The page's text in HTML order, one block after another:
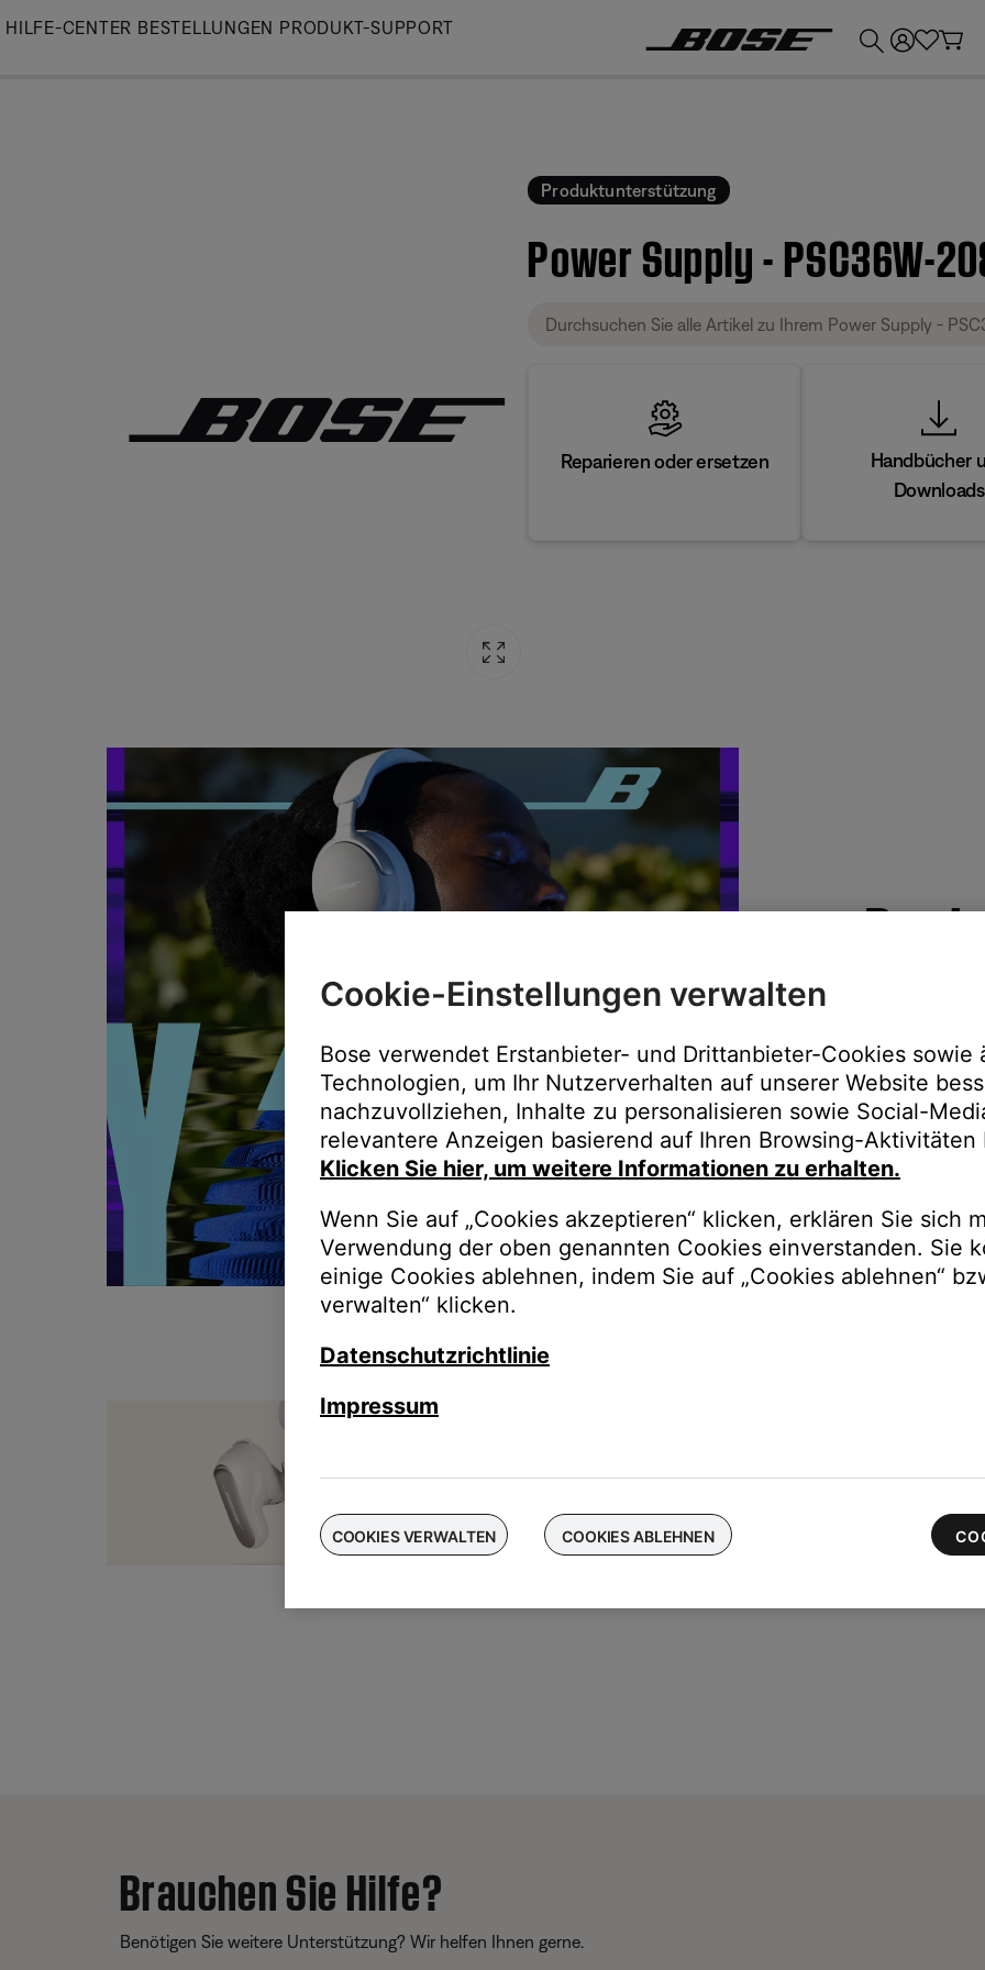
Skip
HILFE-CENTER BESTELLUNGEN PRODUKT-SUPPORT
Produktunterstützung
Power Supply - PSC36W-
Reparieren oder ersetzen
Handbücher
Downloads
Immer der
Upgrades,
Bestellungen
für die neuesten QuietComfort Ultra-Ohrhörer
Brauchen Sie Hilfe?
Benötigen Sie weitere Unterstützung? Wir helfen Ihnen gerne.
Cookie-Einstellungen verwalten
Bose verwendet Erstanbieter- und Drittanbieter-Cookies sowie
Technologien, um Ihr Nutzerverhalten auf unserer Website
nachzuvollziehen, Inhalte zu personalisieren sowie Social-
relevantere Anzeigen basierend auf Ihren Browsing-Aktivitäten
Klicken Sie hier, um weitere Informationen zu erhalten.
Wenn Sie auf „Cookies akzeptieren“ klicken, erklären Sie sich
Verwendung der oben genannten Cookies einverstanden. Sie
einige Cookies ablehnen, indem Sie auf „Cookies ablehnen“
verwalten“ klicken.
Datenschutzrichtlinie
Impressum
COOKIES VERWALTEN COOKIES ABLEHNEN